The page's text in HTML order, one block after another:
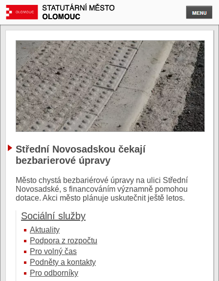
Střední Novosadskou čekají
bezbarierové úpravy
Město chystá bezbariérové úpravy na ulici Střední
Novosadské, s financováním významně pomohou
dotace. Akci město plánuje uskutečnit ještě letos.
Sociální služby
Aktuality
Podpora z rozpočtu
Pro volný čas
Podněty a kontakty
Pro odborníky